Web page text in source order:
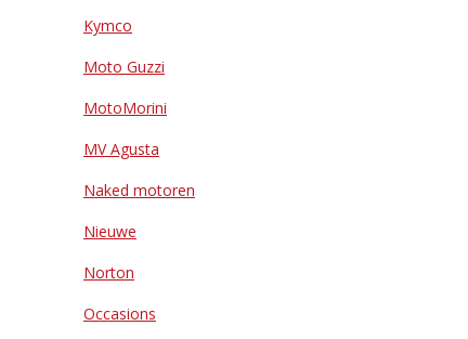
Kymco
Moto Guzzi
MotoMorini
MV Agusta
Naked motoren
Nieuwe
Norton
Occasions